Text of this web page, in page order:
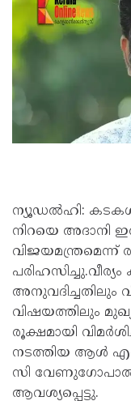
ന്യൂഡൽഹി:
നിറയെ അദാനി
അനുവദിച്ചതിലും
വിഷയത്തിലും
രൂക്ഷമായി
നടത്തിയ ആൾ
സി വേണുഗോപാൽ
ആവശ്യപ്പെട്ടു.